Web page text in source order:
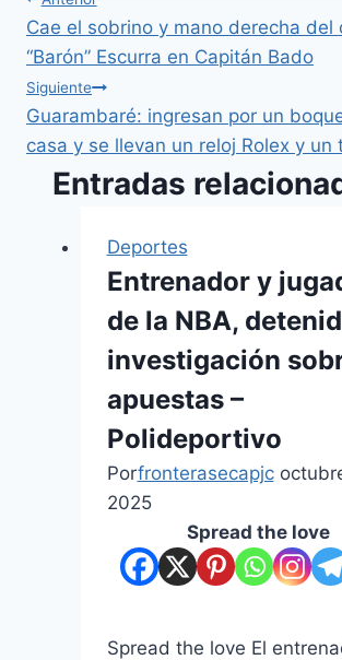
Cae el sobrino y mano derecha del
“Barón” Escurra en Capitán Bado
Siguiente
Guarambaré: ingresan por un
casa y se llevan un reloj Rolex y un
Entradas
Deportes
Entrenador y
de la NBA,
investigación
apuestas –
Polideportivo
Porfronterasecapjc
2025
Spread the love
Spread the love El